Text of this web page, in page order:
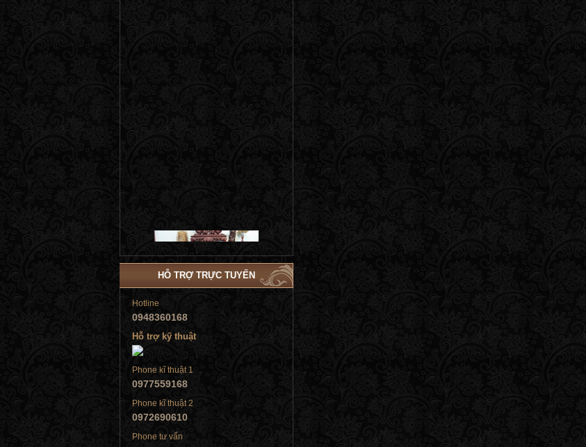
Tủ đứng
HỖ TRỢ TRỰC TUYẾN
Hotline
0948360168
Hỗ trợ kỹ thuật
Phone kĩ thuật 1
0977559168
Phone kĩ thuật 2
0972690610
Phone tư vấn